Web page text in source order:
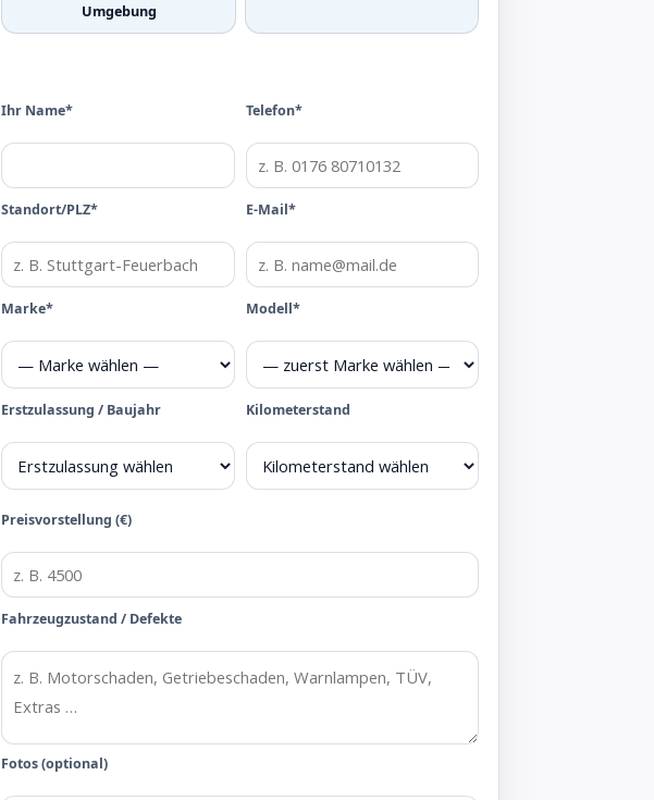
Umgebung
Ihr Name* Telefon*
Standort/PLZ* E-Mail*
Marke* Modell*
Erstzulassung / Baujahr Kilometerstand
Preisvorstellung (€)
Fahrzeugzustand / Defekte
Fotos (optional)